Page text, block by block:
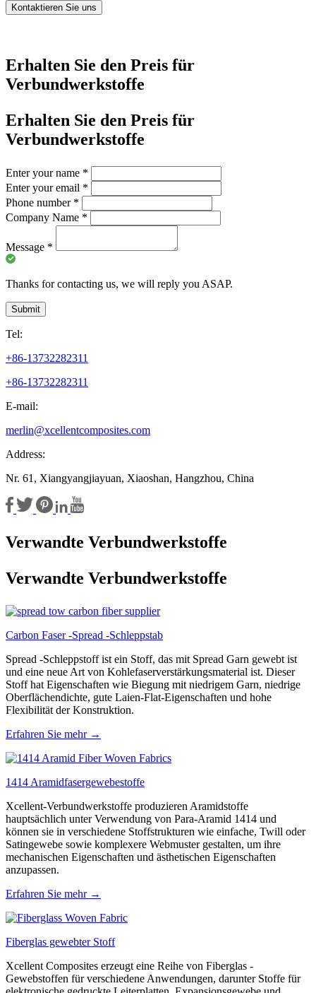
Kontaktieren Sie uns
Erhalten Sie den Preis für
Verbundwerkstoffe
Erhalten Sie den Preis für
Verbundwerkstoffe
Enter your name *
Enter your email *
Phone number *
Company Name *
Message *
Thanks for contacting us, we will reply you ASAP.
Submit
Tel:
+86-13732282311
+86-13732282311
E-mail:
merlin@xcellentcomposites.com
Address:
Nr. 61, Xiangyangjiayuan, Xiaoshan, Hangzhou, China
Verwandte Verbundwerkstoffe
Verwandte Verbundwerkstoffe
Carbon Faser -Spread -Schleppstab
Spread -Schleppstoff ist ein Stoff, das mit Spread Garn gewebt ist
und eine neue Art von Kohlefaserverstärkungsmaterial ist. Dieser
Stoff hat Eigenschaften wie Biegung mit niedrigem Garn, niedrige
Oberflächendichte, gute Laien-Flat-Eigenschaften und hohe
Flexibilität der Konstruktion.
Erfahren Sie mehr →
1414 Aramidfasergewebestoffe
Xcellent-Verbundwerkstoffe produzieren Aramidstoffe
hauptsächlich unter Verwendung von Para-Aramid 1414 und
können sie in verschiedene Stoffstrukturen wie einfache, Twill oder
Satingewebe sowie komplexere Webmuster gestalten, um ihre
mechanischen Eigenschaften und ästhetischen Eigenschaften
anzupassen.
Erfahren Sie mehr →
Fiberglas gewebter Stoff
Xcellent Composites erzeugt eine Reihe von Fiberglas -
Gewebstoffen für verschiedene Anwendungen, darunter Stoffe für